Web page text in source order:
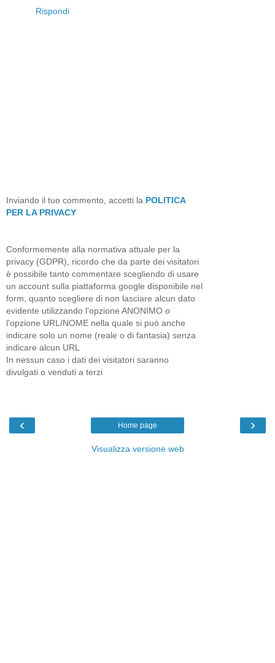
Rispondi
Inviando il tuo commento, accetti la POLITICA
PER LA PRIVACY
Conformemente alla normativa attuale per la
privacy (GDPR), ricordo che da parte dei visitatori
è possibile tanto commentare scegliendo di usare
un account sulla piattaforma google disponibile nel
form, quanto scegliere di non lasciare alcun dato
evidente utilizzando l'opzione ANONIMO o
l'opzione URL/NOME nella quale si può anche
indicare solo un nome (reale o di fantasia) senza
indicare alcun URL
In nessun caso i dati dei visitatori saranno
divulgati o venduti a terzi
‹ ›
Home page
Visualizza versione web